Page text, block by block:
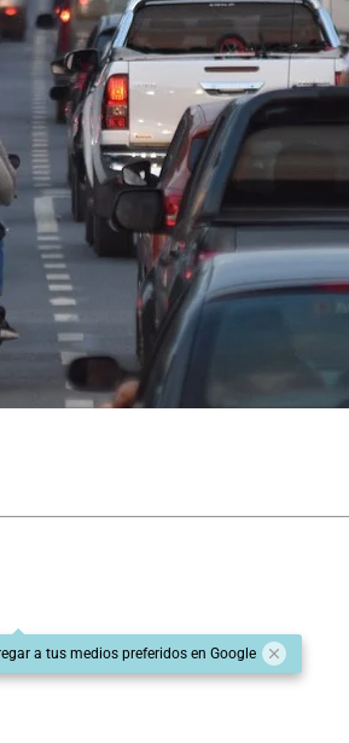
a tus medios preferidos en Google